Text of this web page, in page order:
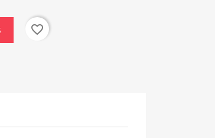
favorite_border